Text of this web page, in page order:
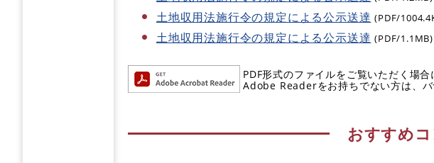
土地収用法施行令の規定による公示送達 (PDF/
土地収用法施行令の規定による公示送達 (PDF/1.1MB)
PDF形式のファイルをご覧いただく場
Adobe Readerをお持ちでない方は、バ
おすすめ